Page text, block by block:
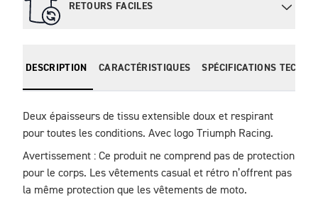
RETOURS FACILES
DESCRIPTION CARACTÉRISTIQUES SPÉCIFICATIONS
Deux épaisseurs de tissu extensible doux et respirant
pour toutes les conditions. Avec logo Triumph Racing.
Avertissement : Ce produit ne comprend pas de protection
pour le corps. Les vêtements casual et rétro n’offrent pas
la même protection que les vêtements de moto.